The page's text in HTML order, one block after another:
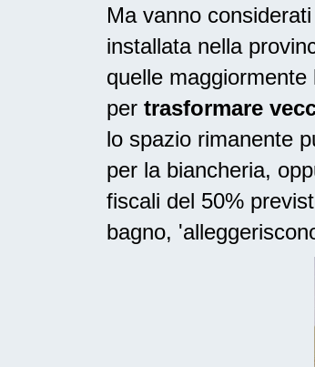
Ma vanno
installata nella
quelle
per trasformare
lo spazio rimanente
per la biancheria,
fiscali del 50%
bagno,